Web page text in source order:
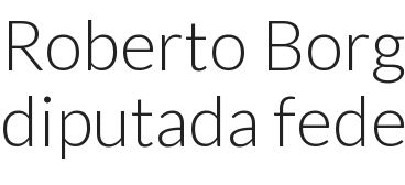
Roberto
diputada